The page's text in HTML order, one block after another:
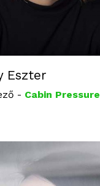
Eszter
- Cabin Pressure